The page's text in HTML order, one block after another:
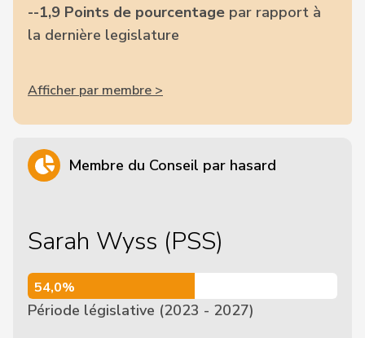
--1,9 Points de pourcentage par rapport à
la dernière legislature
Afficher par membre >
Membre du Conseil par hasard
Sarah Wyss (PSS)
54,0%
54,0%
Période législative (2023 - 2027)